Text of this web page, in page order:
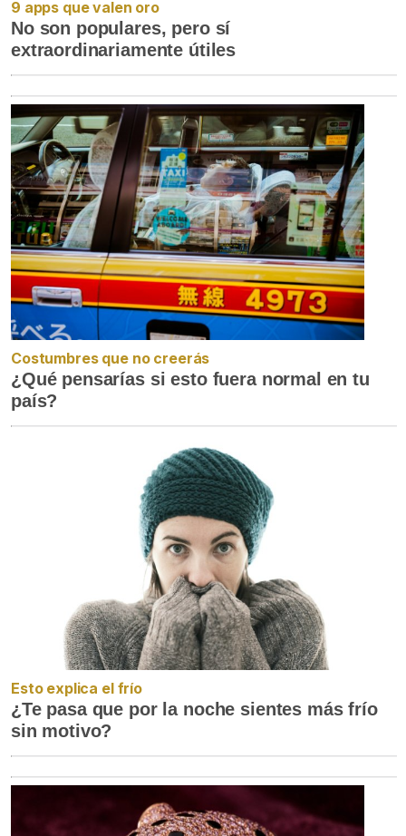
9 apps que valen oro
No son populares, pero sí
extraordinariamente útiles
Costumbres que no creerás
¿Qué pensarías si esto fuera normal en tu
país?
Esto explica el frío
¿Te pasa que por la noche sientes más frío
sin motivo?